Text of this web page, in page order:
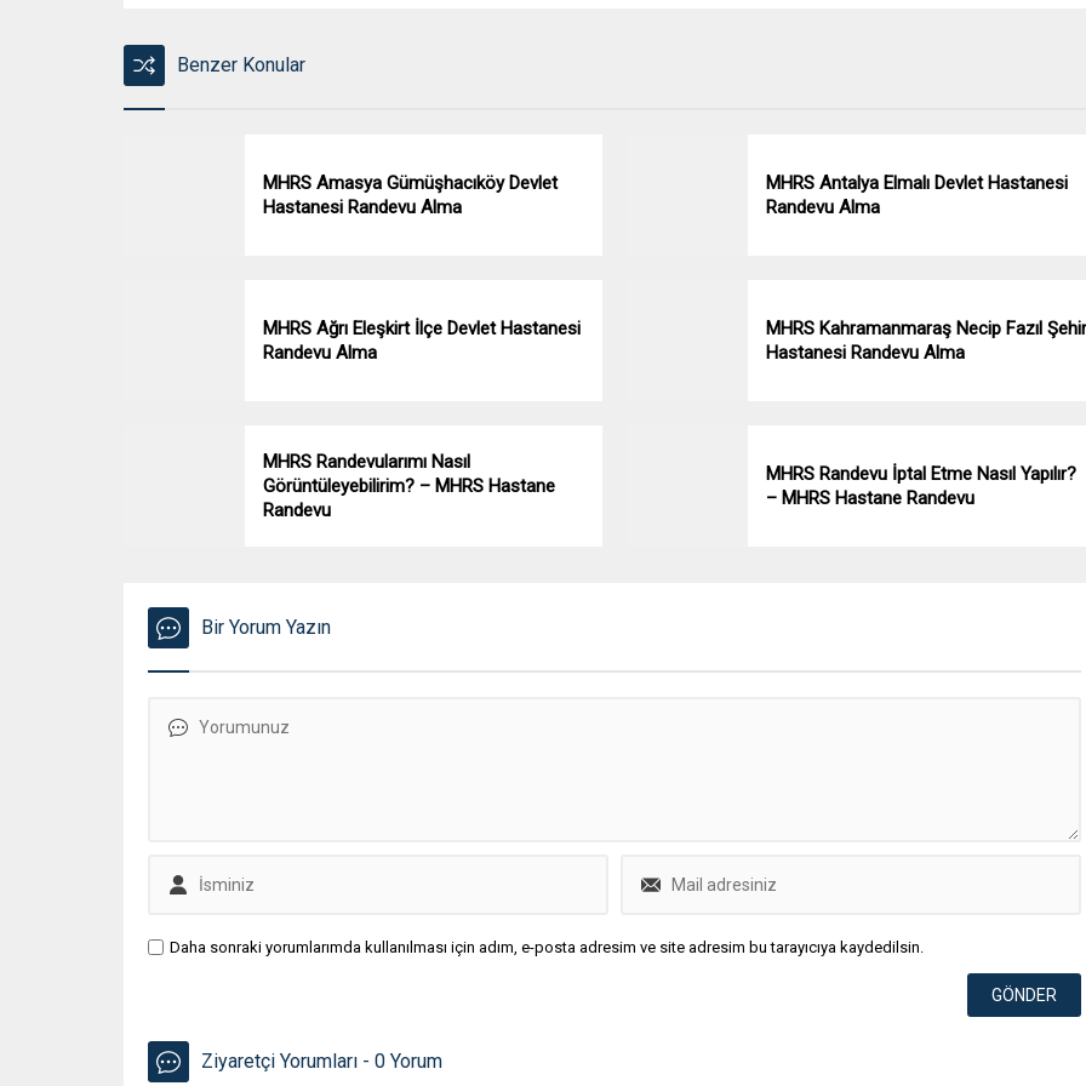
Benzer Konular
MHRS Amasya Gümüşhacıköy Devlet
Hastanesi Randevu Alma
MHRS Antalya Elmalı Devlet Hastanesi
Randevu Alma
MHRS Ağrı Eleşkirt İlçe Devlet Hastanesi
Randevu Alma
MHRS Kahramanmaraş Necip Fazıl Şehir
Hastanesi Randevu Alma
MHRS Randevularımı Nasıl
Görüntüleyebilirim? – MHRS Hastane
Randevu
MHRS Randevu İptal Etme Nasıl Yapılır?
– MHRS Hastane Randevu
Bir Yorum Yazın
Daha sonraki yorumlarımda kullanılması için adım, e-posta adresim ve site adresim bu tarayıcıya kaydedilsin.
Ziyaretçi Yorumları - 0 Yorum